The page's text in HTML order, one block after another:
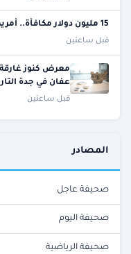
15 مليون دولار مكافأة.. أمريكا تلاحق شبكات تمويل الحرس الثوري الإ…
قبل ساعتين
معرض كنوز
عفان في جدة
قبل ساعتين
المصادر
صحيفة عاجل
صحيفة اليوم
صحيفة الرياضية